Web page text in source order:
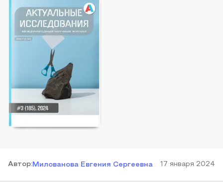
Автор:Милованова Евгения Сергеевна 17 января 2024